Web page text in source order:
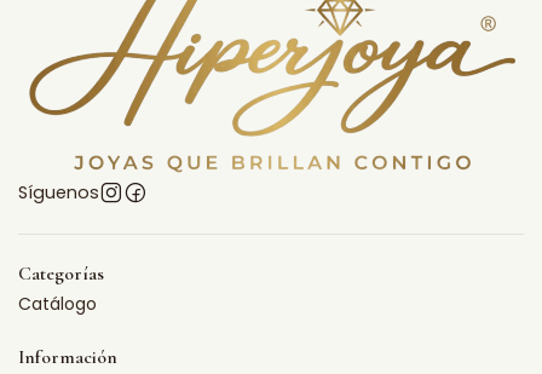
Síguenos
Categorías
Catálogo
Información